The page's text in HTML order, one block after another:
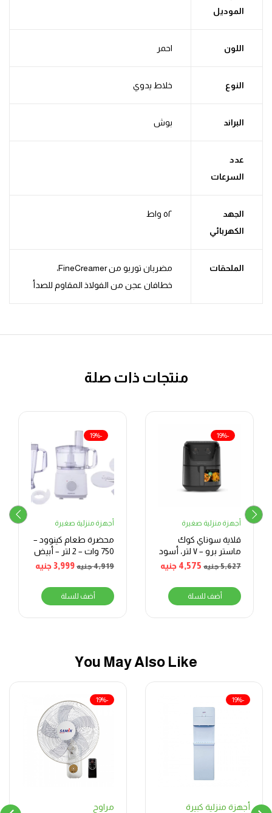
الموديل
اللون احمر
النوع خلاط يدوي
البراند بوش
عدد
السرعات
الجهد
الكهربائي
٥٢ واط
الملحقات
مضربان توربو من FineCreamer،
خطافان عجن من الفولاذ المقاوم للصدأ
منتجات ذات صلة
-19%
أجهزة منزلية صغيرة
قلاية سوناي كوك
ماستر برو – ٧ لتر، أسود
5,627جنيه 4,575 جنيه
أضف للسلة
-19%
أجهزة منزلية صغيرة
محضرة طعام كينوود –
750 وات – 2 لتر – أبيض
4,919جنيه 3,999جنيه
أضف للسلة
You May Also Like
أجهزة منزلية كبيرة
-19%
مراوح
-19%